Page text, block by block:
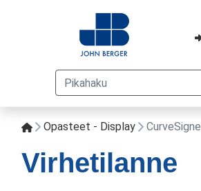
Opasteet - Display CurveSigne
Virhetilanne